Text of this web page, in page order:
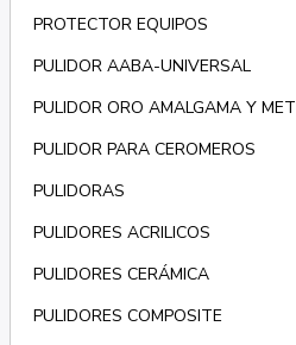
PROTECTOR EQUIPOS
PULIDOR AABA-UNIVERSAL
PULIDOR ORO AMALGAMA Y MET
PULIDOR PARA CEROMEROS
PULIDORAS
PULIDORES ACRILICOS
PULIDORES CERÁMICA
PULIDORES COMPOSITE